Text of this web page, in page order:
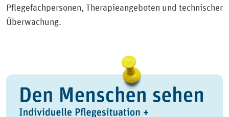
Pflegefachpersonen, Therapieangeboten und technischer
Überwachung.